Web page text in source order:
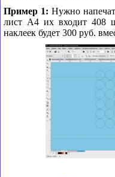
Пример 1: Нужно
лист А4 их входит 408
наклеек будет 300 руб.